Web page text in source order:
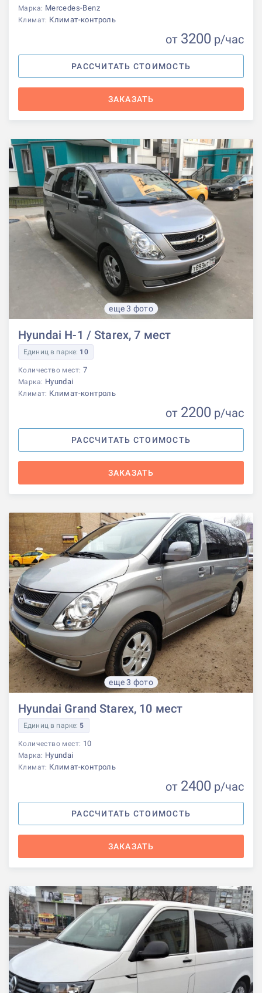
Марка: Mercedes-Benz
Климат: Климат-контроль
от 3200 р/час
РАССЧИТАТЬ СТОИМОСТЬ
ЗАКАЗАТЬ
еще 3 фото
Hyundai H-1 / Starex, 7 мест
Единиц в парке: 10
Количество мест: 7
Марка: Hyundai
Климат: Климат-контроль
от 2200 р/час
РАССЧИТАТЬ СТОИМОСТЬ
ЗАКАЗАТЬ
еще 3 фото
Hyundai Grand Starex, 10 мест
Единиц в парке: 5
Количество мест: 10
Марка: Hyundai
Климат: Климат-контроль
от 2400 р/час
РАССЧИТАТЬ СТОИМОСТЬ
ЗАКАЗАТЬ